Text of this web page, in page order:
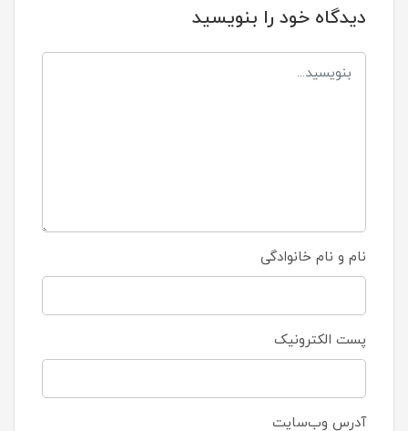
دیدگاه خود را بنویسید
نام و نام خانوادگی
پست الکترونیک
آدرس وب‌سایت